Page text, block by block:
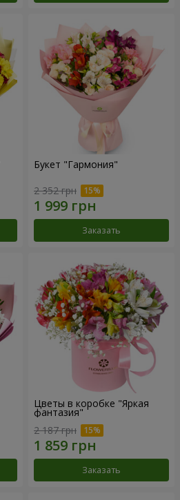
Букет "Гармония"
2 352 грн
Заказать
Цветы в коробке "Яркая
фантазия"
2 187 грн
Заказать